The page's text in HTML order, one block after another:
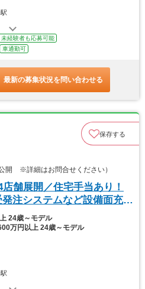
未経験者も応募可能
車通勤可
最新の募集状況を問い合わせる
保存する
開 ※詳細はお問合せください）
舗展開／住宅手当あり！
注システムなど設備面充
24歳～モデル
万円以上 24歳～モデル